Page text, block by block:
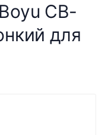
CB-
для